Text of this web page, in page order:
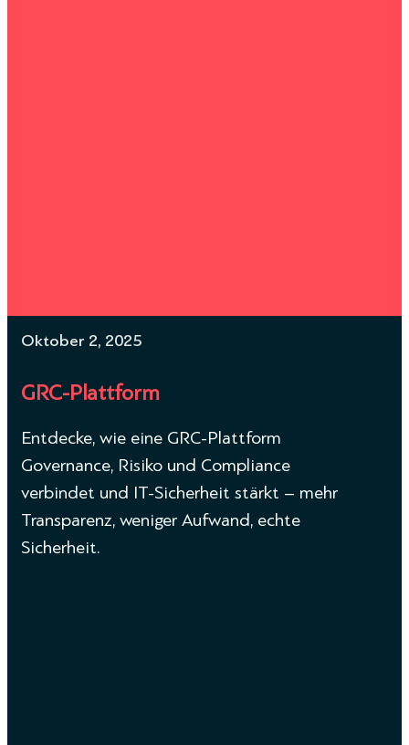
Oktober 2, 2025
GRC-Plattform
Entdecke, wie eine GRC-Plattform
Governance, Risiko und Compliance
verbindet und IT-Sicherheit stärkt – mehr
Transparenz, weniger Aufwand, echte
Sicherheit.